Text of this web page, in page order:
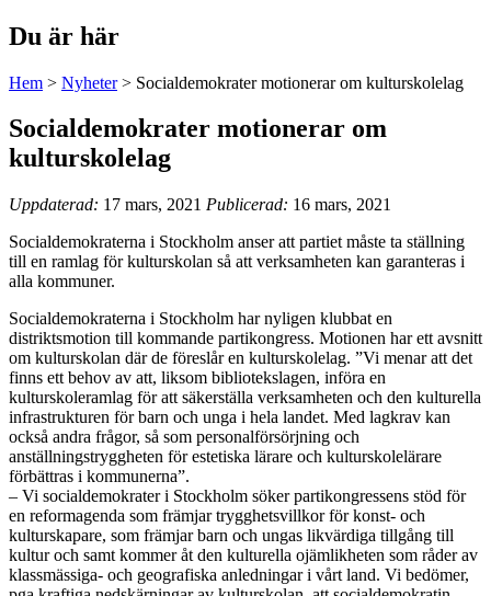
Du är här
Hem > Nyheter> Socialdemokrater motionerar om kulturskolelag
Socialdemokrater motionerar om
kulturskolelag
Uppdaterad: 17 mars, 2021 Publicerad: 16 mars, 2021
Socialdemokraterna i Stockholm anser att partiet måste ta ställning
till en ramlag för kulturskolan så att verksamheten kan garanteras i
alla kommuner.
Socialdemokraterna i Stockholm har nyligen klubbat en
distriktsmotion till kommande partikongress. Motionen har ett avsnitt
om kulturskolan där de föreslår en kulturskolelag. ”Vi menar att det
finns ett behov av att, liksom bibliotekslagen, införa en
kulturskoleramlag för att säkerställa verksamheten och den kulturella
infrastrukturen för barn och unga i hela landet. Med lagkrav kan
också andra frågor, så som personalförsörjning och
anställningstryggheten för estetiska lärare och kulturskolelärare
förbättras i kommunerna”.
– Vi socialdemokrater i Stockholm söker partikongressens stöd för
en reformagenda som främjar trygghetsvillkor för konst- och
kulturskapare, som främjar barn och ungas likvärdiga tillgång till
kultur och samt kommer åt den kulturella ojämlikheten som råder av
klassmässiga- och geografiska anledningar i vårt land. Vi bedömer,